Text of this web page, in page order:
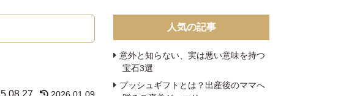
人気の記事
意外と知らない、実は悪い意味を持つ
宝石3選
プッシュギフトとは？出産後のママへ